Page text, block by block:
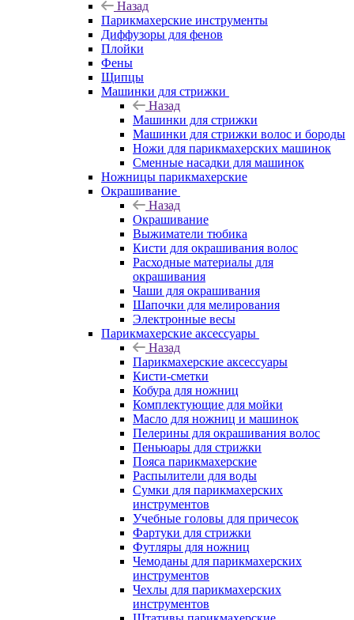
Назад
Парикмахерские инструменты
Диффузоры для фенов
Плойки
Фены
Щипцы
Машинки для стрижки
Назад
Машинки для стрижки
Машинки для стрижки волос и бороды
Ножи для парикмахерских машинок
Сменные насадки для машинок
Ножницы парикмахерские
Окрашивание
Назад
Окрашивание
Выжиматели тюбика
Кисти для окрашивания волос
Расходные материалы для
окрашивания
Чаши для окрашивания
Шапочки для мелирования
Электронные весы
Парикмахерские аксессуары
Назад
Парикмахерские аксессуары
Кисти-сметки
Кобура для ножниц
Комплектующие для мойки
Масло для ножниц и машинок
Пелерины для окрашивания волос
Пеньюары для стрижки
Пояса парикмахерские
Распылители для воды
Сумки для парикмахерских
инструментов
Учебные головы для причесок
Фартуки для стрижки
Футляры для ножниц
Чемоданы для парикмахерских
инструментов
Чехлы для парикмахерских
инструментов